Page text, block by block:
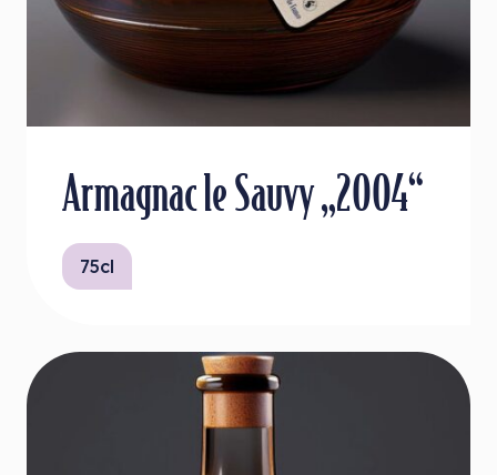
Armagnac le Sauvy „2004“
75cl